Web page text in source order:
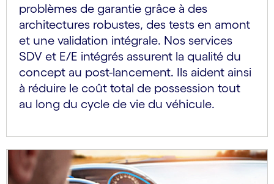
problèmes de garantie grâce à des
architectures robustes, des tests en amont
et une validation intégrale. Nos services
SDV et E/E intégrés assurent la qualité du
concept au post-lancement. Ils aident ainsi
à réduire le coût total de possession tout
au long du cycle de vie du véhicule.